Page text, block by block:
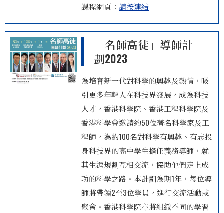
課程網頁：請按連結
「名師高徒」導師計
劃2023
為培育新一代對科學的興趣及熱情，吸
引更多年輕人在科技界發展，成為科技
人才，香港科學院、香港工程科學院及
香港科學會邀請約50位著名科學家及工
程師，為約100名對科學有興趣、有志投
身科技界的高中學生擔任義務導師，就
其生涯規劃互相交流，協助他們走上成
功的科學之路。本計劃為期1年，每位導
師將帶領2至3位學員，進行交流活動或
聚會。香港科學院亦將組織不同的學習